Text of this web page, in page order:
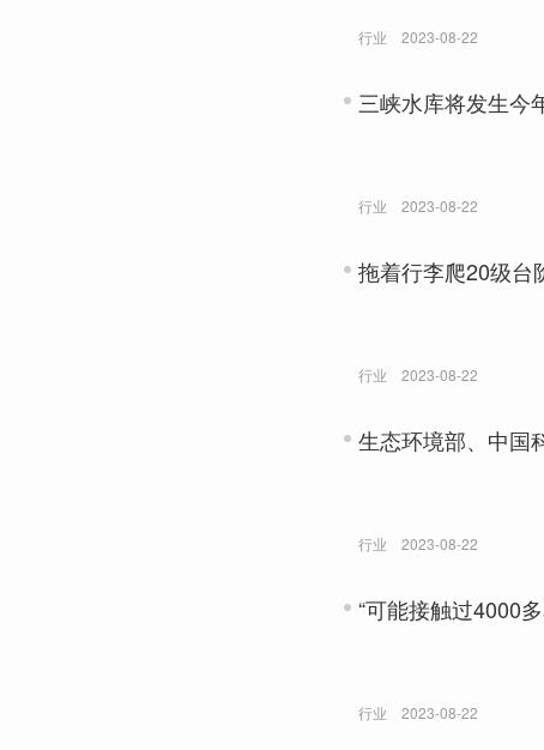
行业 2023-08-22
三峡水库将发生今
行业 2023-08-22
拖着行李爬20级台
行业 2023-08-22
生态环境部、中国
行业 2023-08-22
“可能接触过4000
行业 2023-08-22